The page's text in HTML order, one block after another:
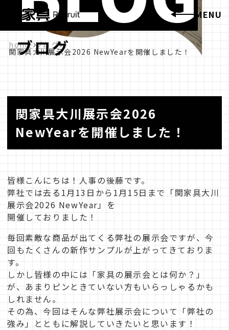
MENU
home ブログ
関家具大川展示会2026 NewYearを開催しました！
ブログ
関家具大川展示会2026
NewYearを開催しました！
皆様こんにちは！人事の後藤です。
弊社では去る1月13日から1月15日まで「関家具大川
展示会2026 NewYear」を
開催しておりました！
毎回素敵な商品が出てくる弊社の展示会ですが、今
回もたくさんの新作サンプルが上がってきておりま
す。
しかし皆様の中には「家具の展示会とは何か？」
が、あまりピンときていない方もいらっしゃるかも
しれません。
その為、今回はそんな弊社展示会について「弊社の
強み」とともに解説していきたいと思います！